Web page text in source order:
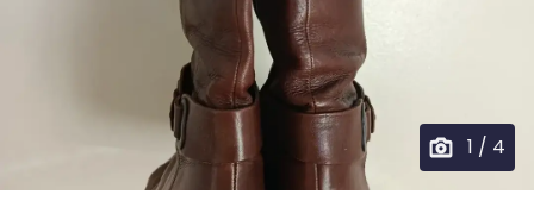
1 / 4